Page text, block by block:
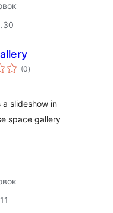
(0общий
рейтинг
)
slideshow in
space gallery